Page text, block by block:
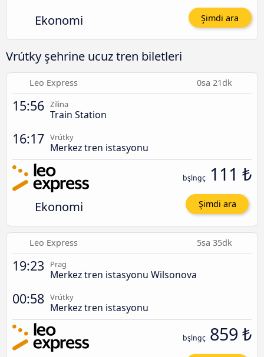
Ekonomi Şimdi ara
Vrútky şehrine ucuz tren biletleri
Leo Express 0sa 21dk
15:56 Zilina
Train Station
16:17 Vrútky
Merkez tren istasyonu
Ekonomi
bşlngç 111 ₺
Şimdi ara
Leo Express 5sa 35dk
19:23 Prag
Merkez tren istasyonu Wilsonova
00:58 Vrútky
Merkez tren istasyonu
bşlngç 859 ₺